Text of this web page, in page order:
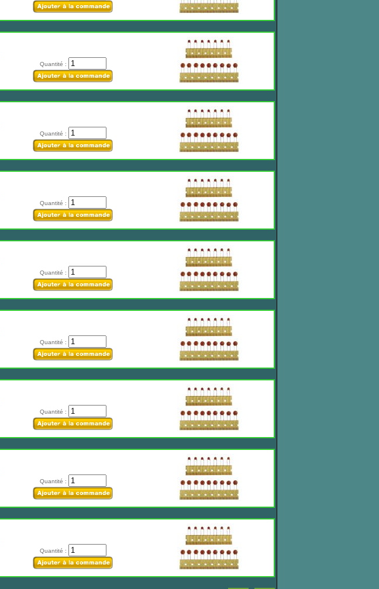
Quantité :
Quantité :
Quantité :
Quantité :
Quantité :
Quantité :
Quantité :
Quantité :